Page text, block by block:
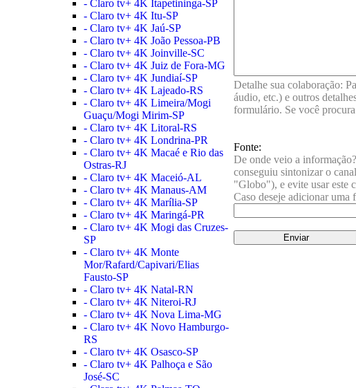
- Claro tv+ 4K Itapetininga-SP
- Claro tv+ 4K Itu-SP
- Claro tv+ 4K Jaú-SP
- Claro tv+ 4K João Pessoa-PB
- Claro tv+ 4K Joinville-SC
- Claro tv+ 4K Juiz de Fora-MG
- Claro tv+ 4K Jundiaí-SP
- Claro tv+ 4K Lajeado-RS
- Claro tv+ 4K Limeira/Mogi
Guaçu/Mogi Mirim-SP
- Claro tv+ 4K Litoral-RS
- Claro tv+ 4K Londrina-PR
- Claro tv+ 4K Macaé e Rio das
Ostras-RJ
- Claro tv+ 4K Maceió-AL
- Claro tv+ 4K Manaus-AM
- Claro tv+ 4K Marília-SP
- Claro tv+ 4K Maringá-PR
- Claro tv+ 4K Mogi das Cruzes-
SP
- Claro tv+ 4K Monte
Mor/Rafard/Capivari/Elias
Fausto-SP
- Claro tv+ 4K Natal-RN
- Claro tv+ 4K Niteroi-RJ
- Claro tv+ 4K Nova Lima-MG
- Claro tv+ 4K Novo Hamburgo-
RS
- Claro tv+ 4K Osasco-SP
- Claro tv+ 4K Palhoça e São
José-SC
Detalhe sua colaboração:
áudio, etc.) e outros
formulário. Se você
Fonte:
De onde veio a
conseguiu sintonizar o
"Globo"), e evite usar este
Caso deseje adicionar uma